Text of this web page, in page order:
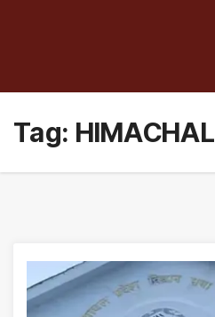
Tag: HIMACHAL